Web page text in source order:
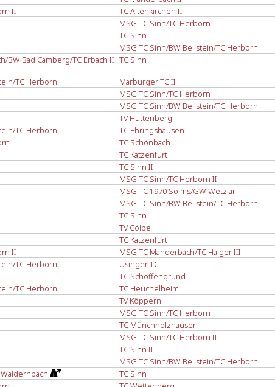
II
TC Altenkirchen II
MSG TC Sinn/TC Herborn
TC Sinn
MSG TC Sinn/BW Beilstein/TC Herborn
BW Bad Camberg/TC Erbach II TC Sinn
TC Herborn
Marburger TC II
MSG TC Sinn/TC Herborn
MSG TC Sinn/BW Beilstein/TC Herborn
TV Hüttenberg
TC Herborn
TC Ehringshausen
TC Schönbach
TC Katzenfurt
TC Sinn II
MSG TC Sinn/TC Herborn II
MSG TC 1970 Solms/GW Wetzlar
MSG TC Sinn/BW Beilstein/TC Herborn
TC Sinn
TV Cölbe
TC Katzenfurt
II
MSG TC Manderbach/TC Haiger III
TC Herborn
Usinger TC
TC Schöffengrund
TC Herborn
TC Heuchelheim
TV Köppern
MSG TC Sinn/TC Herborn
TC Münchholzhausen
MSG TC Sinn/TC Herborn II
TC Sinn II
MSG TC Sinn/BW Beilstein/TC Herborn
TC Sinn